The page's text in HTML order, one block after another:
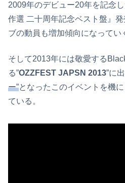
2009年のデビュー20年を記念
作選 二十周年記念ベスト盤』
ブの動員も増加傾向になってい
そして2013年には敬愛する
る”OZZFEST JAPSN 2013”に
ー”となったこのイベントを機
ている。